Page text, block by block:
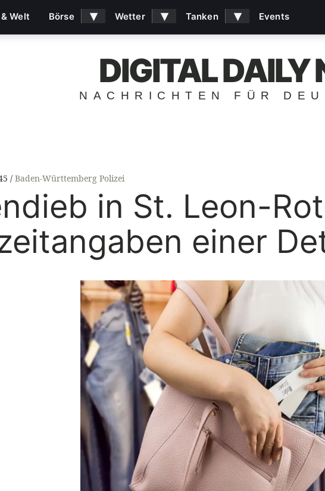
DIGITAL DAILY
NACHRICHTEN FÜR
Baden-Württemberg Polizei
in St. Leon-
einer
Welt Börse ▾ Wetter ▾ Tanken ▾ Events